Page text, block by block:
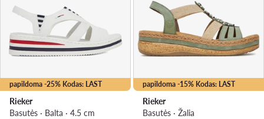
papildoma -25% Kodas: LAST
Rieker
Basutės · Balta · 4.5 cm
papildoma -15% Kodas: LAST
Rieker
Basutės · Žalia